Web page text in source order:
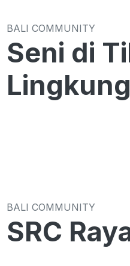
BALI COMMUNITY
Seni di
BALI COMMUNITY
SRC